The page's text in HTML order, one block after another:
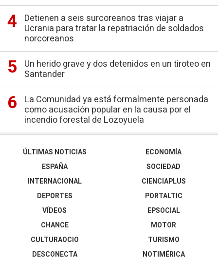
Detienen a seis surcoreanos tras viajar a
Ucrania para tratar la repatriación de soldados
norcoreanos
Un herido grave y dos detenidos en un tiroteo en
Santander
La Comunidad ya está formalmente personada
como acusación popular en la causa por el
incendio forestal de Lozoyuela
ÚLTIMAS NOTICIAS
ESPAÑA
INTERNACIONAL
DEPORTES
VÍDEOS
ECONOMÍA
SOCIEDAD
CIENCIAPLUS
PORTALTIC
EPSOCIAL
CHANCE
CULTURAOCIO
DESCONECTA
MOTOR
TURISMO
NOTIMÉRICA